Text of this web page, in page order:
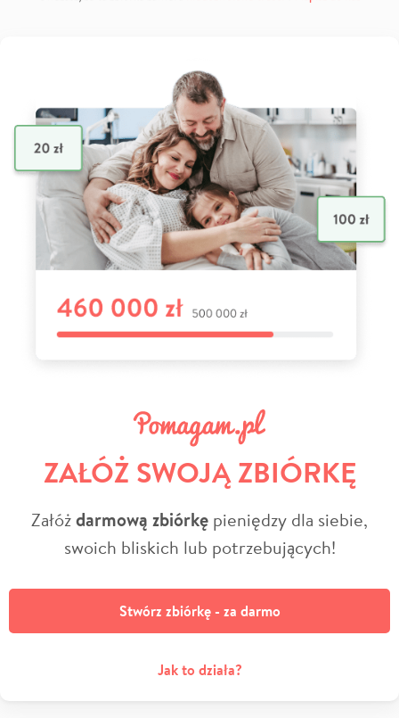
ZAŁÓŻ SWOJĄ ZBIÓRKĘ
Załóżdarmową zbiórkę pieniędzy dla siebie,
swoich bliskich lub potrzebujących!
Stwórz zbiórkę - za darmo
Jak to działa?